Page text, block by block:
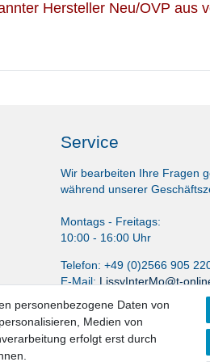
Hersteller Neu/OVP aus
Service
Wir bearbeiten Ihre Fragen
während unserer
Montags - Freitags:
10:00 - 16:00 Uhr
Telefon: +49 (0)2566 905
E-Mail: LissyInterMo@t-
personenbezogene Daten von
Medien von
erfolgt erst durch